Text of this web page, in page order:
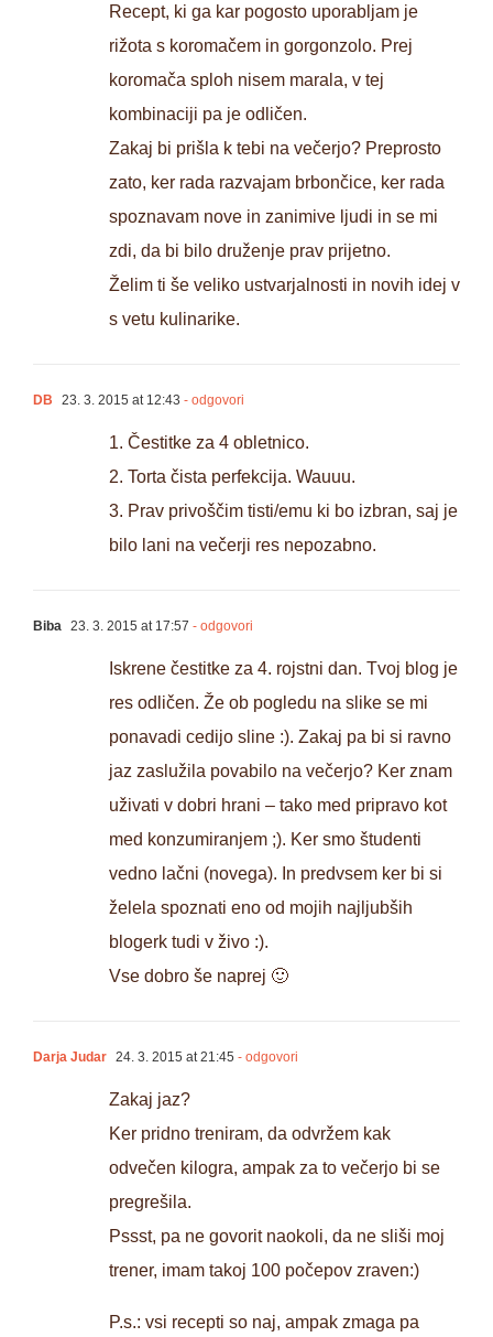
Recept, ki ga kar pogosto uporabljam je
rižota s koromačem in gorgonzolo. Prej
koromača sploh nisem marala, v tej
kombinaciji pa je odličen.
Zakaj bi prišla k tebi na večerjo? Preprosto
zato, ker rada razvajam brbončice, ker rada
spoznavam nove in zanimive ljudi in se mi
zdi, da bi bilo druženje prav prijetno.
Želim ti še veliko ustvarjalnosti in novih idej v
s vetu kulinarike.
DB 23. 3. 2015 at 12:43 - odgovori
1. Čestitke za 4 obletnico.
2. Torta čista perfekcija. Wauuu.
3. Prav privoščim tisti/emu ki bo izbran, saj je
bilo lani na večerji res nepozabno.
Biba 23. 3. 2015 at 17:57 - odgovori
Iskrene čestitke za 4. rojstni dan. Tvoj blog je
res odličen. Že ob pogledu na slike se mi
ponavadi cedijo sline :). Zakaj pa bi si ravno
jaz zaslužila povabilo na večerjo? Ker znam
uživati v dobri hrani – tako med pripravo kot
med konzumiranjem ;). Ker smo študenti
vedno lačni (novega). In predvsem ker bi si
želela spoznati eno od mojih najljubših
blogerk tudi v živo :).
Vse dobro še naprej 🙂
Darja Judar 24. 3. 2015 at 21:45 - odgovori
Zakaj jaz?
Ker pridno treniram, da odvržem kak
odvečen kilogra, ampak za to večerjo bi se
pregrešila.
Pssst, pa ne govorit naokoli, da ne sliši moj
trener, imam takoj 100 počepov zraven:)
P.s.: vsi recepti so naj, ampak zmaga pa